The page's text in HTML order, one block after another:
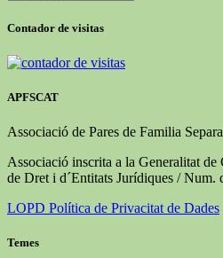
publicacions
Contador de visitas
APFSCAT
Associació de Pares de Familia
Associació inscrita a la Generalitat
de Dret i d´Entitats Jurídiques / Num.
LOPD Política de Privacitat de Dades
Temes